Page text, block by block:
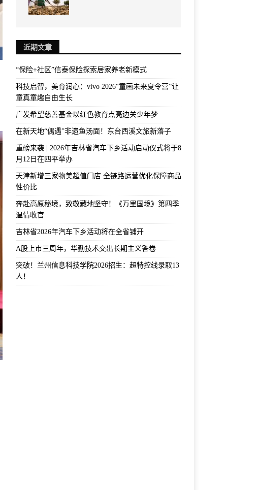
近期文章
“保险+社区”信泰保险探索居家养老新模式
科技启智，美育润心：vivo 2026“童画未来夏令营”让
童真童趣自由生长
广发希望慈善基金以红色教育点亮边关少年梦
在新天地“偶遇”非遗鱼汤面！东台西溪文旅新落子
重磅来袭 | 2026年吉林省汽车下乡活动启动仪式将于8
月12日在四平举办
天津新增三家物美超值门店 全链路运营优化保障商品
性价比
奔赴高原秘境，致敬藏地坚守！《万里国境》第四季
温情收官
吉林省2026年汽车下乡活动将在全省铺开
A股上市三周年，华勤技术交出长期主义答卷
突破！兰州信息科技学院2026招生：超特控线录取13
人！